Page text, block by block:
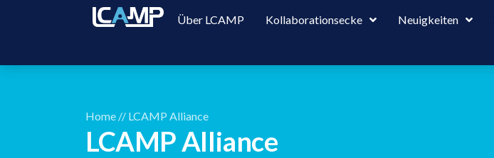
Über LCAMP Kollaborationsecke Neuigkeiten
Home // LCAMP Alliance
LCAMP Alliance